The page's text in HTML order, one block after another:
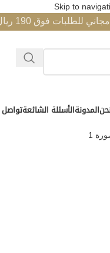
Skip to
فوق 190 ريال
المدونة الأسئلة الشائعةتواصل